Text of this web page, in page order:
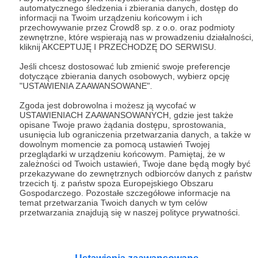
automatycznego śledzenia i zbierania danych, dostęp do
informacji na Twoim urządzeniu końcowym i ich
przechowywanie przez Crowd8 sp. z o.o. oraz podmioty
zewnętrzne, które wspierają nas w prowadzeniu działalności,
kliknij AKCEPTUJĘ I PRZECHODZĘ DO SERWISU.
Jeśli chcesz dostosować lub zmienić swoje preferencje
dotyczące zbierania danych osobowych, wybierz opcję
"USTAWIENIA ZAAWANSOWANE".
Zgoda jest dobrowolna i możesz ją wycofać w
USTAWIENIACH ZAAWANSOWANYCH, gdzie jest także
opisane Twoje prawo żądania dostępu, sprostowania,
usunięcia lub ograniczenia przetwarzania danych, a także w
dowolnym momencie za pomocą ustawień Twojej
przeglądarki w urządzeniu końcowym. Pamiętaj, że w
zależności od Twoich ustawień, Twoje dane będą mogły być
przekazywane do zewnętrznych odbiorców danych z państw
trzecich tj. z państw spoza Europejskiego Obszaru
Gospodarczego. Pozostałe szczegółowe informacje na
temat przetwarzania Twoich danych w tym celów
przetwarzania znajdują się w naszej polityce prywatności.
Dołącz do grona Patronów!
Wesprzyj działalność AutoraMetalurgiajuż teraz!
Zostań Patronem